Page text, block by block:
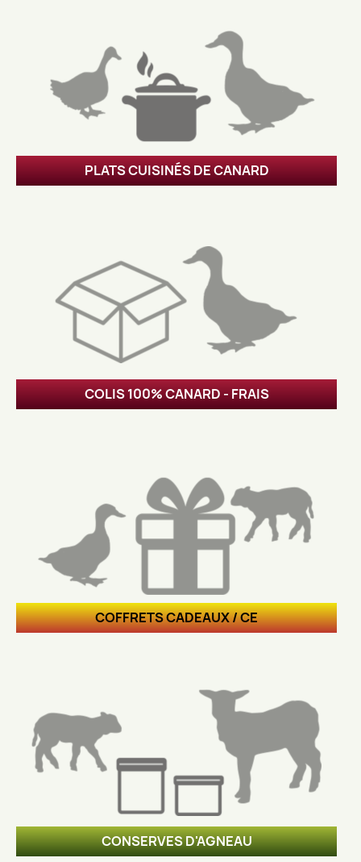
PLATS CUISINÉS DE CANARD
COLIS 100% CANARD - FRAIS
COFFRETS CADEAUX / CE
CONSERVES D'AGNEAU